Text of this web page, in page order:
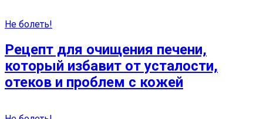
Не болеть!
Рецепт для очищения печени,
который избавит от усталости,
отеков и проблем с кожей